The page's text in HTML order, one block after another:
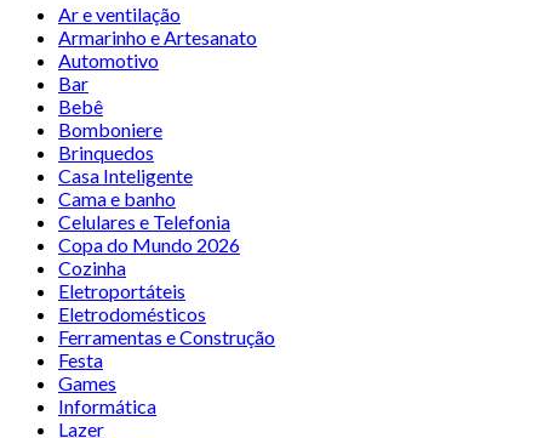
Ar e ventilação
Armarinho e Artesanato
Automotivo
Bar
Bebê
Bomboniere
Brinquedos
Casa Inteligente
Cama e banho
Celulares e Telefonia
Copa do Mundo 2026
Cozinha
Eletroportáteis
Eletrodomésticos
Ferramentas e Construção
Festa
Games
Informática
Lazer